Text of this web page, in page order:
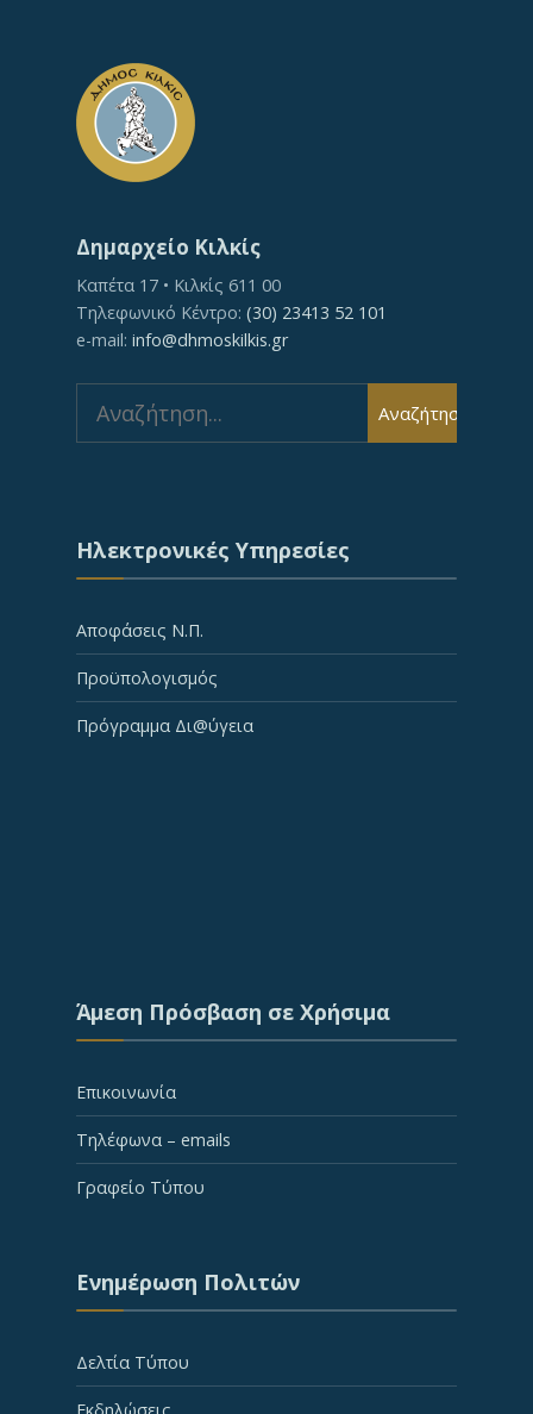
Δημαρχείο Κιλκίς
Καπέτα 17 • Κιλκίς 611 00
Τηλεφωνικό Κέντρο: (30) 23413 52 101
e-mail: info@dhmoskilkis.gr
for:
Αναζήτηση
Ηλεκτρονικές Υπηρεσίες
Αποφάσεις Ν.Π.
Προϋπολογισμός
Πρόγραμμα Δι@ύγεια
Άμεση Πρόσβαση σε Χρήσιμα
Επικοινωνία
Τηλέφωνα – emails
Γραφείο Τύπου
Ενημέρωση Πολιτών
Δελτία Τύπου